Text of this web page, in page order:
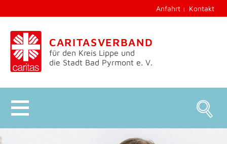
Anfahrt Kontakt
CARITASVERBAND
für den Kreis Lippe und
die Stadt Bad Pyrmont e. V.